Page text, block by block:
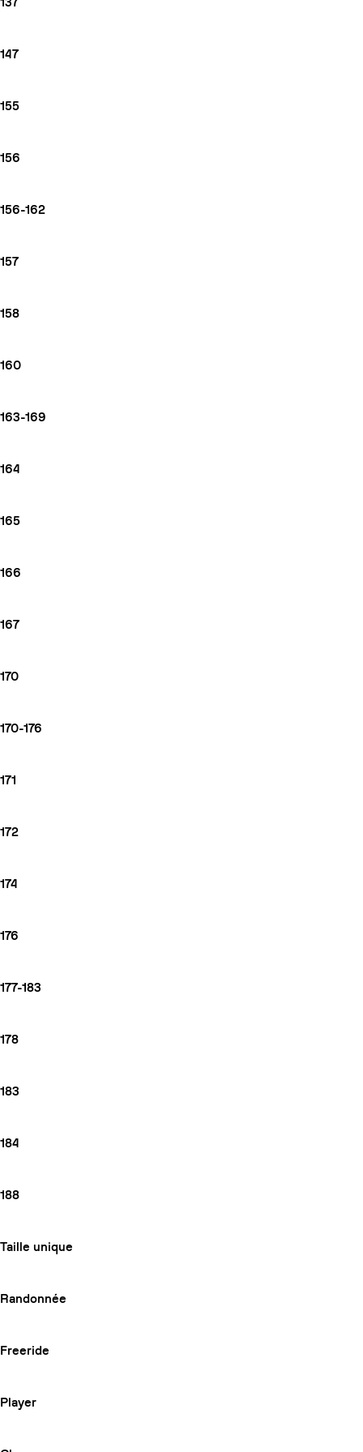
147
155
156
156-162
157
158
160
163-169
164
165
166
167
170
170-176
171
172
174
176
177-183
178
183
184
188
Taille unique
Randonnée
Freeride
Player